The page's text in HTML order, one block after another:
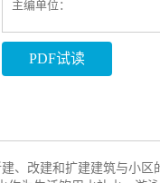
主编单位：
PDF试读
、改建和扩建建筑与小